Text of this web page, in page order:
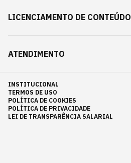
LICENCIAMENTO DE CONTEÚDO
ATENDIMENTO
INSTITUCIONAL
TERMOS DE USO
POLÍTICA DE COOKIES
POLÍTICA DE PRIVACIDADE
LEI DE TRANSPARÊNCIA SALARIAL